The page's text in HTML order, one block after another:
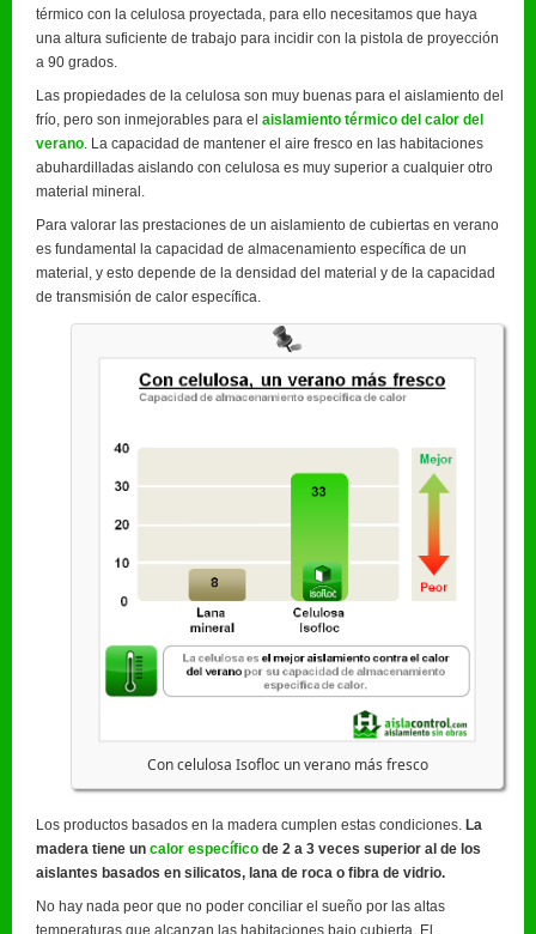
térmico con la celulosa proyectada, para ello necesitamos que haya
una altura suficiente de trabajo para incidir con la pistola de proyección
a 90 grados.
Las propiedades de la celulosa son muy buenas para el aislamiento del
frío, pero son inmejorables para el aislamiento térmico del calor del
verano. La capacidad de mantener el aire fresco en las habitaciones
abuhardilladas aislando con celulosa es muy superior a cualquier otro
material mineral.
Para valorar las prestaciones de un aislamiento de cubiertas en verano
es fundamental la capacidad de almacenamiento específica de un
material, y esto depende de la densidad del material y de la capacidad
de transmisión de calor específica.
Con celulosa Isofloc un verano más fresco
Los productos basados en la madera cumplen estas condiciones. La
madera tiene un calor específico de 2 a 3 veces superior al de los
aislantes basados en silicatos, lana de roca o fibra de vidrio.
No hay nada peor que no poder conciliar el sueño por las altas
temperaturas que alcanzan las habitaciones bajo cubierta. El